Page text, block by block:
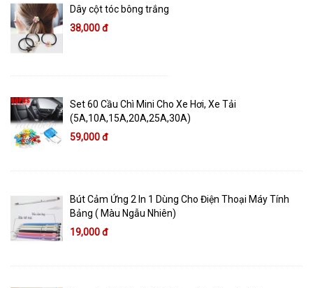
Dây cột tóc bông trắng
38,000 đ
Set 60 Cầu Chì Mini Cho Xe Hơi, Xe Tải
(5A,10A,15A,20A,25A,30A)
59,000 đ
Bút Cảm Ứng 2 In 1 Dùng Cho Điện Thoại Máy Tính
Bảng ( Màu Ngẫu Nhiên)
19,000 đ